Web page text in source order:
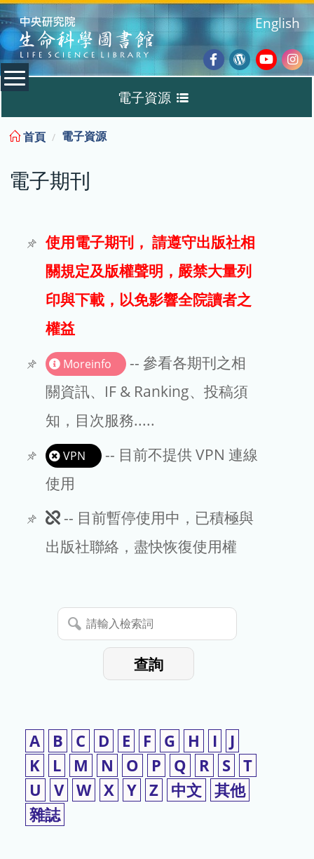
:::
Facebook
Wordpress
English
電子資源
電子期刊
試用
文章處理費
EndNote
首頁 電子資源
電子期刊
使用電子期刊， 請遵守出版社相
關規定及版權聲明，嚴禁大量列
印與下載，以免影響全院讀者之
權益
Moreinfo
-- 參看各期刊之相
關資訊、IF & Ranking、投稿須
知，目次服務.....
VPN
-- 目前不提供 VPN 連線
使用
此
期
暫
停
-- 目前暫停使用中，已積極與
出版社聯絡，盡快恢復使用權
請
輸
查詢
A B C D E F G H I
J
K
L M N O P Q R S T
U
V W X Y Z 中文 其他
雜誌